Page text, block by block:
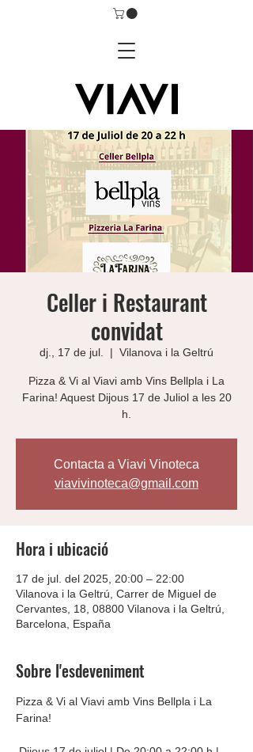
Celler i Restaurant
convidat
dj., 17 de jul.
  |
Vilanova i la Geltrú
Pizza & Vi al Viavi amb Vins Bellpla i La
Farina! Aquest Dijous 17 de Juliol a les 20
h.
Contacta a Viavi Vinoteca
viavivinoteca@gmail.com
Hora i ubicació
17 de jul. del 2025, 20:00 – 22:00
Vilanova i la Geltrú, Carrer de Miguel de
Cervantes, 18, 08800 Vilanova i la Geltrú,
Barcelona, España
Sobre l'esdeveniment
Pizza & Vi al Viavi amb Vins Bellpla i La
Farina!